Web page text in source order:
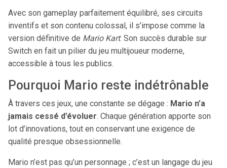
Avec son gameplay parfaitement équilibré, ses circuits
inventifs et son contenu colossal, il s’impose comme la
version définitive de Mario Kart. Son succès durable sur
Switch en fait un pilier du jeu multijoueur moderne,
accessible à tous les publics.
Pourquoi Mario reste indétrônable
À travers ces jeux, une constante se dégage : Mario n’a
jamais cessé d’évoluer. Chaque génération apporte son
lot d’innovations, tout en conservant une exigence de
qualité presque obsessionnelle.
Mario n’est pas qu’un personnage ; c’est un langage du jeu